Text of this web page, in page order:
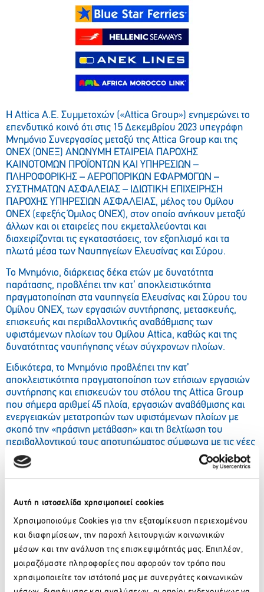
Αυτή η ιστοσελίδα χρησιμοποιεί cookies
Χρησιμοποιούμε Cookies για την εξατομίκευση περιεχομένου
και διαφημίσεων, την παροχή λειτουργιών κοινωνικών
μέσων και την ανάλυση της επισκεψιμότητάς μας. Επιπλέον,
μοιραζόμαστε πληροφορίες που αφορούν τον τρόπο που
χρησιμοποιείτε τον ιστότοπό μας με συνεργάτες κοινωνικών
Η Attica Α.Ε. Συμμετοχών («Attica Group») ενημερώνει το
επενδυτικό κοινό ότι στις 15 Δεκεμβρίου 2023 υπεγράφη
Μνημόνιο Συνεργασίας μεταξύ της Attica Group και της
ONEX (ΟΝΕΞ) ΑΝΩΝΥΜΗ ΕΤΑΙΡΕΙΑ ΠΑΡΟΧΗΣ
ΚΑΙΝΟΤΟΜΩΝ ΠΡΟΪΟΝΤΩΝ ΚΑΙ ΥΠΗΡΕΣΙΩΝ –
ΠΛΗΡΟΦΟΡΙΚΗΣ – ΑΕΡΟΠΟΡΙΚΩΝ ΕΦΑΡΜΟΓΩΝ –
ΣΥΣΤΗΜΑΤΩΝ ΑΣΦΑΛΕΙΑΣ – ΙΔΙΩΤΙΚΗ ΕΠΙΧΕΙΡΗΣΗ
ΠΑΡΟΧΗΣ ΥΠΗΡΕΣΙΩΝ ΑΣΦΑΛΕΙΑΣ, μέλος του Ομίλου
ΟΝΕΧ (εφεξής Όμιλος ΟΝΕΧ), στον οποίο ανήκουν μεταξύ
άλλων και οι εταιρείες που εκμεταλλεύονται και
διαχειρίζονται τις εγκαταστάσεις, τον εξοπλισμό και τα
πλωτά μέσα των Ναυπηγείων Ελευσίνας και Σύρου.
Το Μνημόνιο, διάρκειας δέκα ετών με δυνατότητα
παράτασης, προβλέπει την κατ’ αποκλειστικότητα
πραγματοποίηση στα ναυπηγεία Ελευσίνας και Σύρου του
Ομίλου ΟΝΕΧ, των εργασιών συντήρησης, μετασκευής,
επισκευής και περιβαλλοντικής αναβάθμισης των
υφιστάμενων πλοίων του Ομίλου Attica, καθώς και της
δυνατότητας ναυπήγησης νέων σύγχρονων πλοίων.
Ειδικότερα, το Μνημόνιο προβλέπει την κατ’
αποκλειστικότητα πραγματοποίηση των ετήσιων εργασιών
συντήρησης και επισκευών του στόλου της Attica Group
που σήμερα αριθμεί 45 πλοία, εργασιών αναβάθμισης και
ενεργειακών μετατροπών των υφιστάμενων πλοίων με
σκοπό την «πράσινη μετάβαση» και τη βελτίωση του
περιβαλλοντικού τους αποτυπώματος σύμφωνα με τις νέες
απαιτήσεις της ευρωπαϊκής και διεθνούς νομοθεσίας,
καθώς και την παροχή δικαιώματος προτίμησης στον Όμιλο
ΟΝΕΧ σε περίπτωση απόφασης της Attica Group για τη
ναυπηγικές εγκαταστάσεις του. Οι τεχνικοί και οικονομικοί
όροι ανά ανατιθέμενη εργασία θα οριστικοποιούνται με
ειδικότερες κάθε φορά συμφωνίες.
Τα ως άνω τελούν υπό την προϋπόθεση εξασφάλισης
ικανού και διαθέσιμου χώρου στις εγκαταστάσεις της ΟΝΕΧ
για την εξυπηρέτηση των πλοίων της Attica Group και για
την αποτελεσματική και υψηλού επιπέδου εκτέλεση των